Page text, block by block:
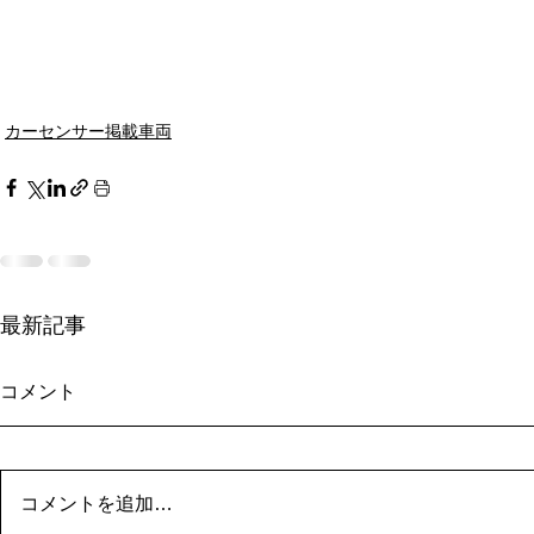
カーセンサー掲載車両
最新記事
コメント
コメントを追加…